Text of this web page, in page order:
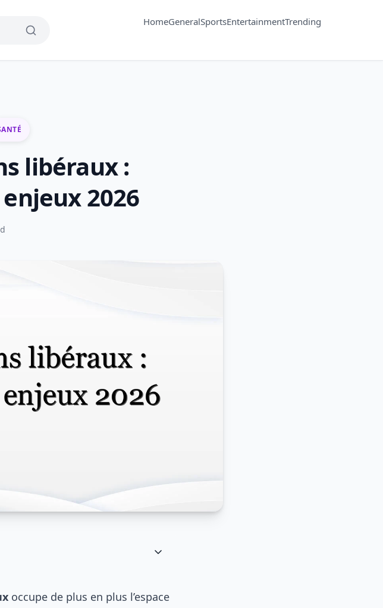
HomeGeneralSportsEntertainmentTrending
libéraux :
2026
occupe de plus en plus l’espace